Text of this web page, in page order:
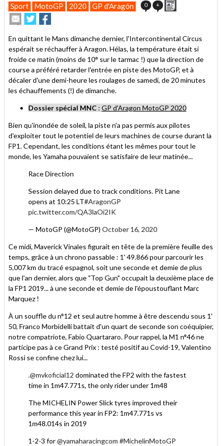
Sport MotoGP 2020 GP d'Aragón 0 +
Envoyer
cet
à
un
ami
Partager
sur
sur
En quittant le Mans dimanche dernier, l'Intercontinental Circus
espérait se réchauffer à Aragon. Hélas, la température était si
froide ce matin (moins de 10° sur le tarmac !) que la direction de
course a préféré retarder l'entrée en piste des MotoGP, et à
décaler d'une demi-heure les roulages de samedi, de 20 minutes
les échauffements (!) de dimanche.
Dossier spécial MNC : GP d'Aragon MotoGP 2020
Bien qu'inondée de soleil, la piste n'a pas permis aux pilotes
d'exploiter tout le potentiel de leurs machines de course durant la
FP1. Cependant, les conditions étant les mêmes pour tout le
monde, les Yamaha pouvaient se satisfaire de leur matinée...
Race Direction
Session delayed due to track conditions. Pit Lane
opens at 10:25 LT#AragonGP
pic.twitter.com/QA3laOi2IK
— MotoGP (@MotoGP) October 16, 2020
Ce midi, Maverick Vinales figurait en tête de la première feuille des
temps, grâce à un chrono passable : 1' 49.866 pour parcourir les
5,007 km du tracé espagnol, soit une seconde et demie de plus
que l'an dernier, alors que "Top Gun" occupait la deuxième place de
la FP1 2019... à une seconde et demie de l'époustouflant Marc
Marquez !
À un souffle du n°12 et seul autre homme à être descendu sous 1'
50, Franco Morbidelli battait d'un quart de seconde son coéquipier,
notre compatriote, Fabio Quartararo. Pour rappel, la M1 n°46 ne
participe pas à ce Grand Prix : testé positif au Covid-19, Valentino
Rossi se confine chez lui...
.@mvkoficial12 dominated the FP2 with the fastest
time in 1m47.771s, the only rider under 1m48
The MICHELIN Power Slick tyres improved their
performance this year in FP2: 1m47.771s vs
1m48.014s in 2019
1-2-3 for@yamaharacingcom #MichelinMotoGP